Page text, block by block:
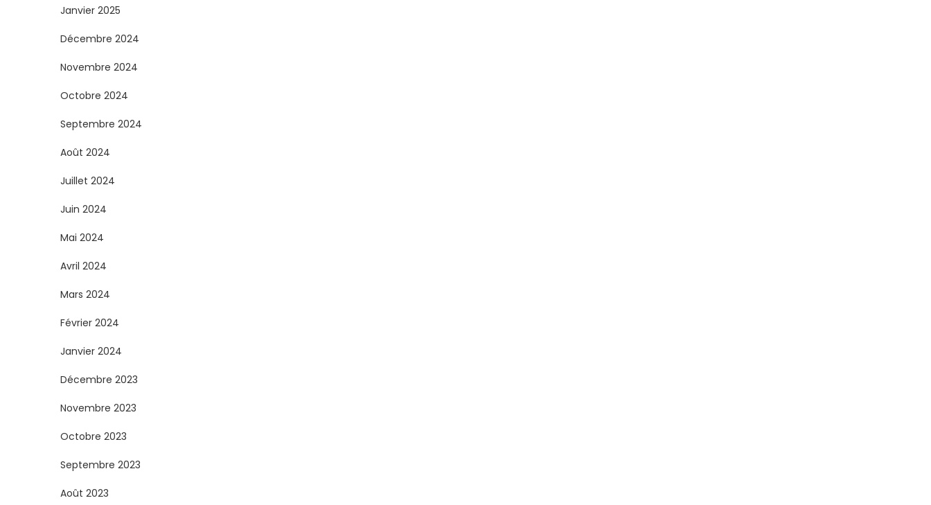
Janvier 2025
Décembre 2024
Novembre 2024
Octobre 2024
Septembre 2024
Août 2024
Juillet 2024
Juin 2024
Mai 2024
Avril 2024
Mars 2024
Février 2024
Janvier 2024
Décembre 2023
Novembre 2023
Octobre 2023
Septembre 2023
Août 2023